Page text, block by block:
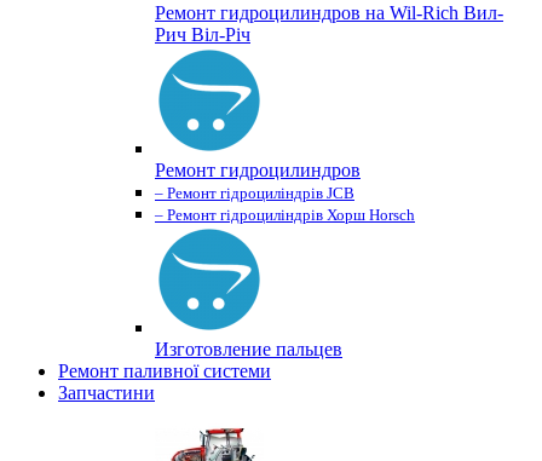
Ремонт гидроцилиндров на Wil-Rich Вил-
Рич Віл-Річ
Ремонт гидроцилиндров
– Ремонт гідроциліндрів JCB
– Ремонт гідроциліндрів Хорш Horsch
Изготовление пальцев
Ремонт паливної системи
Запчастини